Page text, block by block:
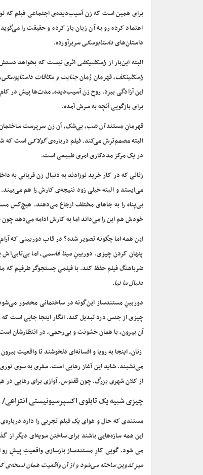
برای همین است که زن آسیب‌دیده‌ی اجتماعی فیلم که
اعتماد کرده رو به آن زبان باز کرده و حقیقت را
داستان‌هایداستایوسکیسربرآورده.
البته این‌بار ازراسکلنیکفیاثری نیست که بخواهد
راسکلینکف، قهرمان رُمانجنایت و مکافات داستایوسکی
این آزادگی ببرد. روحِ زن آسیب‌دیده، مدت‌ها پیش در
برای بازگویی آنچه به سرش آمده.
قهرمانِ مستندآن شب، بی‌شک، آن زن سرپرست
البته مصمم‌ترش می‌کند. فیلم درباره‌یگولاکیاست که
در یک مرکز مددکاری امری طبیعی است.
زنانی که در کار خرید نوزادند به دنبال زن قربانی به
می‌ایستد و البته خیلی زود نتیجه‌ی کارش را هم
بی‌پناه را به جاهای مختلف ارجاع می‌دهند. هیچ‌کس
خودش هم این را می‌داند اما به کارش ادامه می‌دهد
این همه اما چگونه تصویر شده؟ در قاب دوربینی که
پنهان کردن چیزی. دوربینِمینا قاسمی، اما
ضرباهنگ فیلم حفظ کند. با فیلمی جستجوگر طرفیم که
دنبال ما نیا.
دوربینِ مستندساز این‌گونه در ساختمانی محصور
چیزی از جنس درد تبدیل کند. انگار اینجا جایی است
آن بیرون، با همان خشونت و بی‌رحمی، در انتظارشان
زنان، اینجا به رویا و افسانه‌ای دلخوشند تا واقعیت
می‌نشیند. شاید این آغاز رهایی است. سفری به سوی
از کلان شهری بزرگ. چون ققنوس. آوازی برای رهایی
چیزی شبیه یک تابلوی اکسپرسیونیستی
مستندی که حال و هوای یک فیلم تجربی را دارد
این همه سازه‌هایی باشند برای ساختن سویه‌ای دیگر
می شود. گویی کارِ مستندساز بازسازی واقعیتِ پیشِ
میزِ تدوین ساخته می‌شود و از آن واقعیت همان